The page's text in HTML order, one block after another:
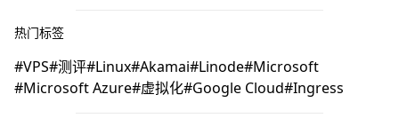
热门标签
VPS 测评 Linux Akamai Linode Microsoft
Microsoft Azure 虚拟化 Google Cloud Ingress